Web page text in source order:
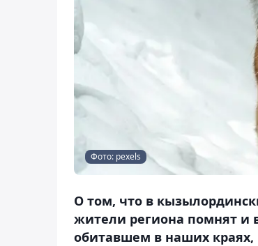
Фото: pexels
О том, что в
жители региона помнят и
обитавшем в наших краях,